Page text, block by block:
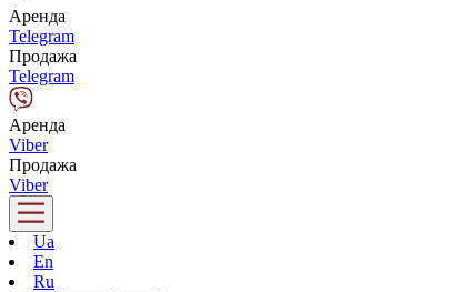
Аренда
Telegram
Продажа
Telegram
Аренда
Viber
Продажа
Viber
Ua
En
Ru